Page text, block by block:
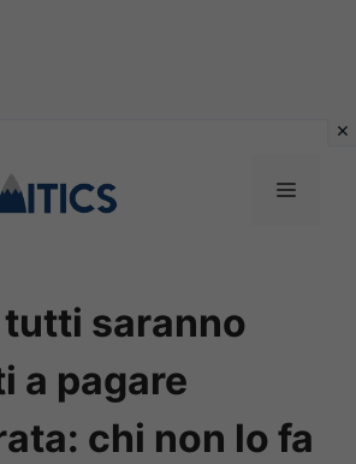
MENU
tutti saranno
a pagare
chi non lo fa